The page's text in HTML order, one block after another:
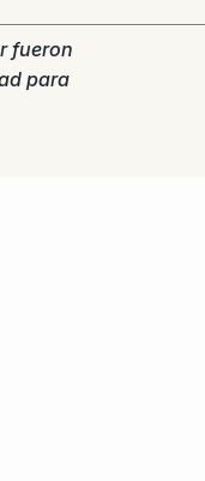
fueron
para